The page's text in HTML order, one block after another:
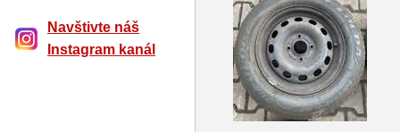
Navštivte náš
Instagram kanál